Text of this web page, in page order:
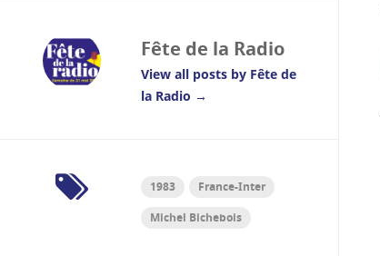
Fête de la Radio
View all posts by Fête de
la Radio →
1983
France-Inter
Michel Bichebois